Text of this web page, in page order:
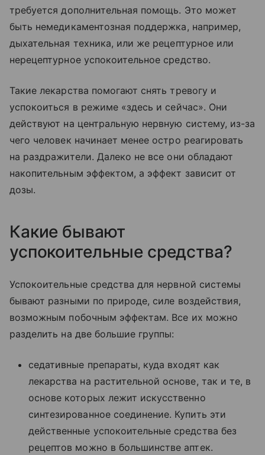
требуется дополнительная помощь. Это может
быть немедикаментозная поддержка, например,
дыхательная техника, или же рецептурное или
нерецептурное успокоительное средство.
Такие лекарства помогают снять тревогу и
успокоиться в режиме «здесь и сейчас». Они
действуют на центральную нервную систему, из-за
чего человек начинает менее остро реагировать
на раздражители. Далеко не все они обладают
накопительным эффектом, а эффект зависит от
дозы.
Какие бывают
успокоительные средства?
Успокоительные средства для нервной системы
бывают разными по природе, силе воздействия,
возможным побочным эффектам. Все их можно
разделить на две большие группы:
седативные препараты, куда входят как
лекарства на растительной основе, так и те, в
основе которых лежит искусственно
синтезированное соединение. Купить эти
действенные успокоительные средства без
рецептов можно в большинстве аптек.